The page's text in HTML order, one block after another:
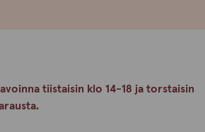
tiistaisin klo 14-18 ja torstaisin